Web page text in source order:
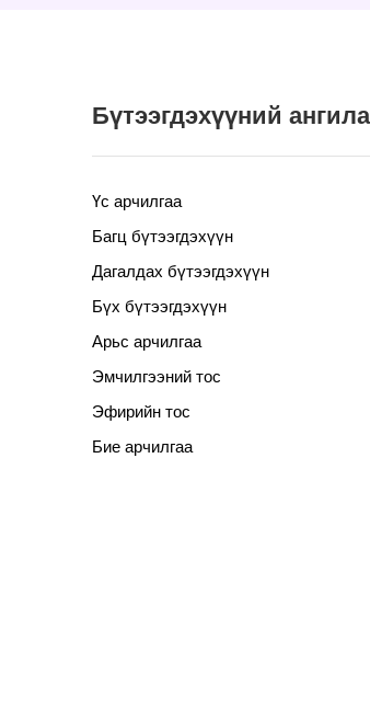
Бүтээгдэхүүний
Үс арчилгаа
Багц бүтээгдэхүүн
Дагалдах бүтээгдэхүүн
Бүх бүтээгдэхүүн
Арьс арчилгаа
Эмчилгээний тос
Эфирийн тос
Бие арчилгаа